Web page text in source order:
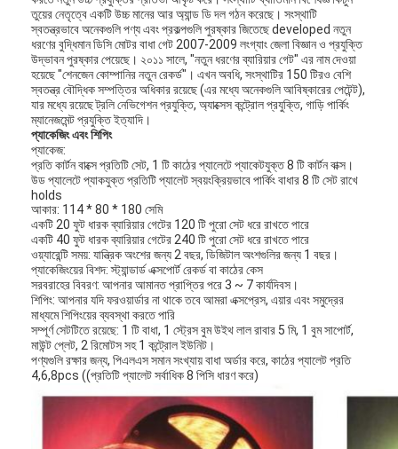
তুয়ের নেতৃত্বে একটি উচ্চ মানের আর অ্যান্ড ডি দল গঠন করেছে। সংস্থাটি
স্বতন্ত্রভাবে অনেকগুলি পণ্য এবং প্রকল্পগুলি পুরষ্কার জিতেছে developed নতুন
ধরণের বুদ্ধিমান ডিসি মোটর বাধা গেট 2007-2009 লংগ্যাং জেলা বিজ্ঞান ও প্রযুক্তি
উদ্ভাবন পুরষ্কার পেয়েছে। ২০১১ সালে, "নতুন ধরণের ব্যারিয়ার গেট" এর নাম দেওয়া
হয়েছে "শেনজেন কোম্পানির নতুন রেকর্ড"। এখন অবধি, সংস্থাটির 150 টিরও বেশি
স্বতন্ত্র বৌদ্ধিক সম্পত্তির অধিকার রয়েছে (এর মধ্যে অনেকগুলি আবিষ্কারের পেটেন্ট),
যার মধ্যে রয়েছে ট্রলি নেভিগেশন প্রযুক্তি, অ্যাক্সেস কন্ট্রোল প্রযুক্তি, গাড়ি পার্কিং
ম্যানেজমেন্ট প্রযুক্তি ইত্যাদি।
প্যাকেজিং এবং শিপিং
প্যাকেজ:
প্রতি কার্টন বাক্সে প্রতিটি সেট, 1 টি কাঠের প্যালেটে প্যাকেটযুক্ত 8 টি কার্টন বাক্স।
উড প্যালেটে প্যাকযুক্ত প্রতিটি প্যালেট স্বয়ংক্রিয়ভাবে পার্কিং বাধার 8 টি সেট রাখে
holds
আকার: 114 * 80 * 180 সেমি
একটি 20 ফুট ধারক ব্যারিয়ার গেটের 120 টি পুরো সেট ধরে রাখতে পারে
একটি 40 ফুট ধারক ব্যারিয়ার গেটের 240 টি পুরো সেট ধরে রাখতে পারে
ওয়্যারেন্টি সময়: যান্ত্রিক অংশের জন্য 2 বছর, ডিজিটাল অংশগুলির জন্য 1 বছর।
প্যাকেজিংয়ের বিশদ: স্ট্যান্ডার্ড এক্সপোর্ট রেকর্ড বা কাঠের কেস
সরবরাহের বিবরণ: আপনার আমানত প্রাপ্তির পরে 3 ~ 7 কার্যদিবস।
শিপিং: আপনার যদি ফরওয়ার্ডার না থাকে তবে আমরা এক্সপ্রেস, এয়ার এবং সমুদ্রের
মাধ্যমে শিপিংয়ের ব্যবস্থা করতে পারি
সম্পূর্ণ সেটটিতে রয়েছে: 1 টি বাধা, 1 স্ট্রেস বুম উইথ লাল রাবার 5 মি, 1 বুম সাপোর্ট,
মাউন্ট প্লেট, 2 রিমোটস সহ 1 কন্ট্রোল ইউনিট।
পণ্যগুলি রক্ষার জন্য, পিএলএস সমান সংখ্যায় বাধা অর্ডার করে, কাঠের প্যালেট প্রতি
4,6,8pcs ((প্রতিটি প্যালেট সর্বাধিক 8 পিসি ধারণ করে)